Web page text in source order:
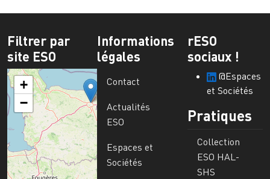
Filtrer par
site ESO
+
−
Informations
légales
Contact
Actualités
ESO
Espaces et
Sociétés
rESO
sociaux !
@Espaces
et Sociétés
Pratiques
Collection
ESO HAL-
SHS